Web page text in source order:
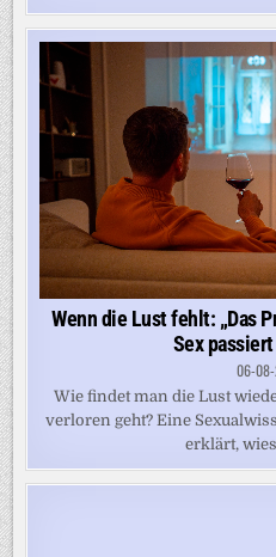
Wenn die Lust fehlt: „Das
Sex
06-
Wie findet man die Lust
verloren geht? Eine
erklärt,